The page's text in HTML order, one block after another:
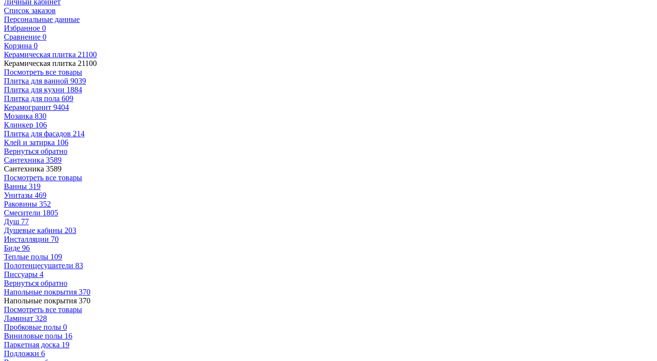
Личный кабинет
Список заказов
Персональные данные
Избранное 0
Сравнение 0
Корзина 0
Керамическая плитка 21100
Керамическая плитка 21100
Посмотреть все товары
Плитка для ванной 9039
Плитка для кухни 1884
Плитка для пола 609
Керамогранит 9404
Мозаика 830
Клинкер 106
Плитка для фасадов 214
Клей и затирка 106
Вернуться обратно
Сантехника 3589
Сантехника 3589
Посмотреть все товары
Ванны 319
Унитазы 469
Раковины 352
Смесители 1805
Душ 77
Душевые кабины 203
Инсталляции 70
Биде 96
Теплые полы 109
Полотенцесушители 83
Писсуары 4
Вернуться обратно
Напольные покрытия 370
Напольные покрытия 370
Посмотреть все товары
Ламинат 328
Пробковые полы 0
Виниловые полы 16
Паркетная доска 19
Подложки 6